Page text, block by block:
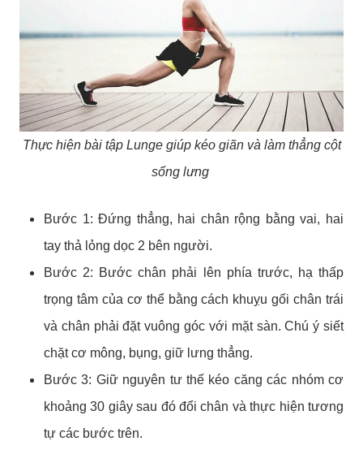
Thực hiện bài tập Lunge giúp kéo giãn và làm thẳng cột
sống lưng
Bước 1: Đứng thẳng, hai chân rộng bằng vai, hai
tay thả lỏng dọc 2 bên người.
Bước 2: Bước chân phải lên phía trước, hạ thấp
trọng tâm của cơ thể bằng cách khuỵu gối chân trái
và chân phải đặt vuông góc với mặt sàn. Chú ý siết
chặt cơ mông, bụng, giữ lưng thẳng.
Bước 3: Giữ nguyên tư thế kéo căng các nhóm cơ
khoảng 30 giây sau đó đổi chân và thực hiện tương
tự các bước trên.